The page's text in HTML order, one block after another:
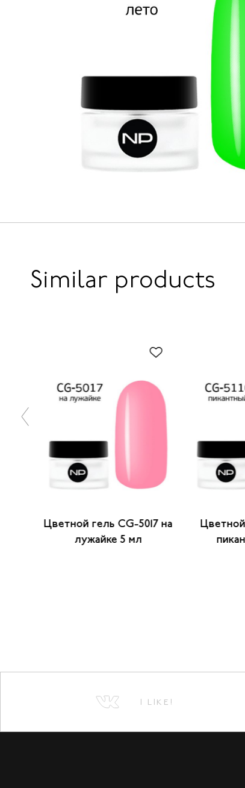
Similar products
Цветной гель CG-5017 на
лужайке 5 мл
Цветной
I LIKE!